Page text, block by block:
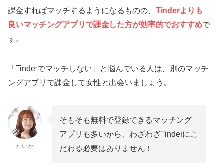
セックス・セフレ目的のマッチしやすい出会い
系アプリ
全部登録無料だから複数アプリ登録してから最
適なアプリを探そう
験談
Tinderでマッチしないなら他のアプリを無料登
録しよう！
課金すればマッチするようになるものの、 Tinderよりも
良いマッチングアプリで課金した方が効率的でおすすめで
す。
「Tinderでマッチしない」と悩んでいる人は、別のマッチ
ングアプリで課金して女性と出会いましょう。
れいか
そもそも無料で登録できるマッチング
アプリも多いから、わざわざTinderにこ
だわる必要はありません！